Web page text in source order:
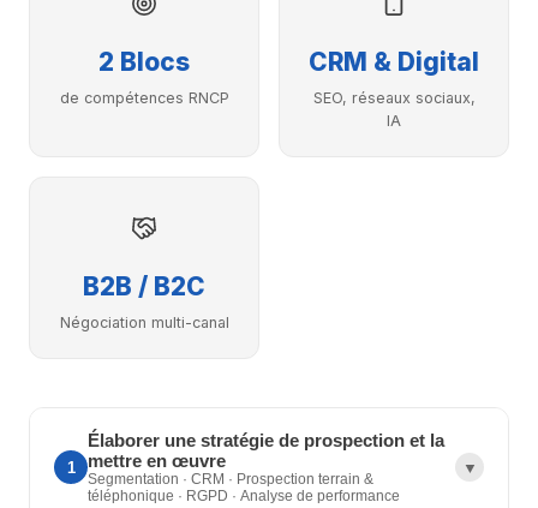
2 Blocs
de compétences RNCP
CRM & Digital
SEO, réseaux sociaux,
IA
B2B / B2C
Négociation multi-canal
1
Élaborer une stratégie de prospection et la
mettre en œuvre
Segmentation · CRM · Prospection terrain &
téléphonique · RGPD · Analyse de performance
▼